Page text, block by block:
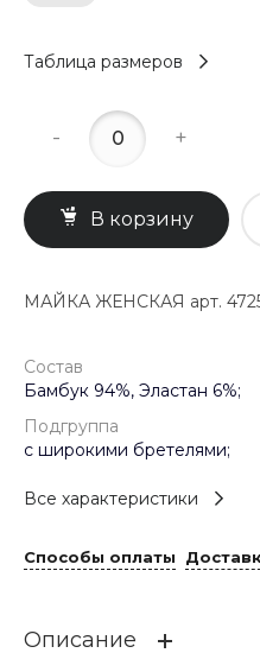
Таблица размеров
- +
В корзину
МАЙКА ЖЕНСКАЯ арт.
Состав
Бамбук 94%, Эластан 6%;
Подгруппа
с широкими бретелями;
Все характеристики
Способы оплаты
Описание